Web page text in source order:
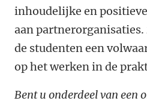
inhoudelijke en
aan partnerorganisaties.
de studenten een
op het werken in de
Bent u onderdeel van een